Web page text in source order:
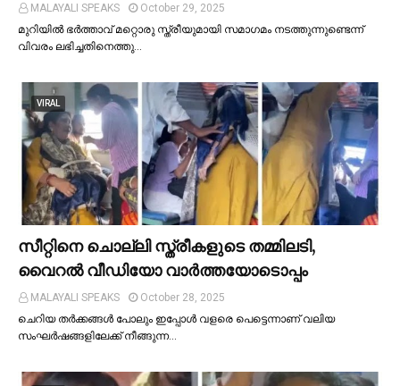
MALAYALI SPEAKS
October 29, 2025
മുറിയില്‍ ഭർത്താവ് മറ്റൊരു സ്ത്രീയുമായി സമാഗമം നടത്തുന്നുണ്ടെന്ന്
വിവരം ലഭിച്ചതിനെത്തു…
VIRAL
സീറ്റിനെ ചൊല്ലി സ്ത്രീകളുടെ തമ്മിലടി,
വൈറല്‍ വീഡിയോ വാർത്തയോടൊപ്പം
MALAYALI SPEAKS
October 28, 2025
ചെറിയ തര്‍ക്കങ്ങള്‍ പോലും ഇപ്പോള്‍ വളരെ പെട്ടെന്നാണ് വലിയ
സംഘര്‍ഷങ്ങളിലേക്ക് നീങ്ങുന്ന…